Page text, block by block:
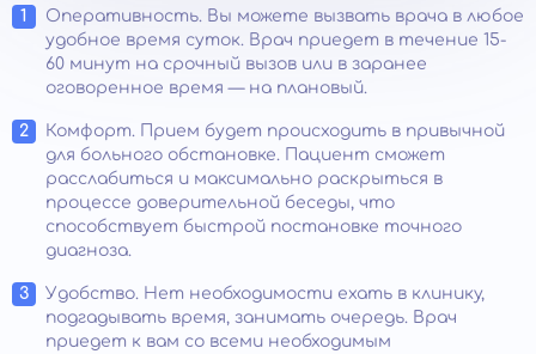
Оперативность. Вы можете вызвать врача в любое
удобное время суток. Врач приедет в течение 15-
60 минут на срочный вызов или в заранее
оговоренное время — на плановый.
Комфорт. Прием будет происходить в привычной
для больного обстановке. Пациент сможет
расслабиться и максимально раскрыться в
процессе доверительной беседы, что
способствует быстрой постановке точного
диагноза.
Удобство. Нет необходимости ехать в клинику,
подгадывать время, занимать очередь. Врач
приедет к вам со всеми необходимым